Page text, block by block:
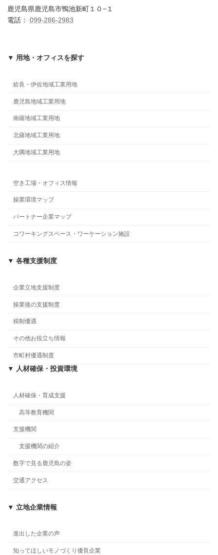
鹿児島県鹿児島市鴨池新町１０−１
電話： 099-286-2983
▼ 用地・オフィスを探す
姶良・伊佐地域工業用地
鹿児島地域工業用地
南薩地域工業用地
北薩地域工業用地
大隅地域工業用地
空き工場・オフィス情報
操業環境マップ
パートナー企業マップ
コワーキングスペース・ワーケーション施設
▼ 各種支援制度
企業立地支援制度
操業後の支援制度
税制優遇
その他お役立ち情報
市町村優遇制度
▼ 人材確保・投資環境
人材確保・育成支援
高等教育機関
支援機関
支援機関の紹介
数字で見る鹿児島の姿
交通アクセス
▼ 立地企業情報
進出した企業の声
知ってほしいモノづくり優良企業